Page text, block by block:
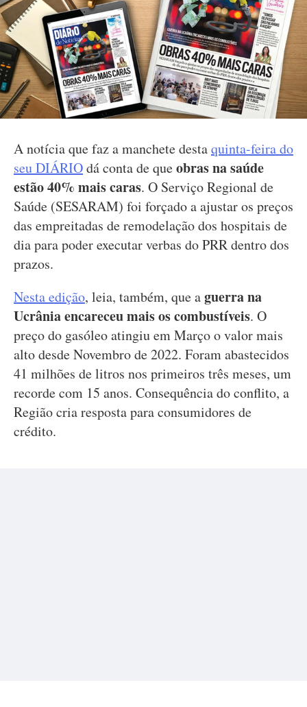
A notícia que faz a manchete destaquinta-feira do
seu DIÁRIOdá conta de queobras na saúde
estão 40% mais caras. O Serviço Regional de
Saúde (SESARAM) foi forçado a ajustar os preços
das empreitadas de remodelação dos hospitais de
dia para poder executar verbas do PRR dentro dos
prazos.
Nesta edição, leia, também, que aguerra na
Ucrânia encareceu mais os combustíveis. O
preço do gasóleo atingiu em Março o valor mais
alto desde Novembro de 2022. Foram abastecidos
41 milhões de litros nos primeiros três meses, um
recorde com 15 anos. Consequência do conflito, a
Região cria resposta para consumidores de
crédito.